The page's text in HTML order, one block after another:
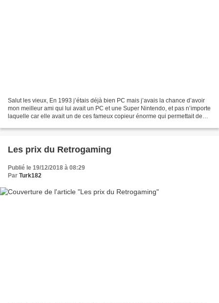
Salut les vieux, En 1993 j’étais déjà bien PC mais j’avais la chance d’avoir
mon meilleur ami qui lui avait un PC et une Super Nintendo, et pas n’importe
laquelle car elle avait un de ces fameux copieur énorme qui permettait de
Les prix du Retrogaming
Publié le 19/12/2018 à 08:29
Par Turk182